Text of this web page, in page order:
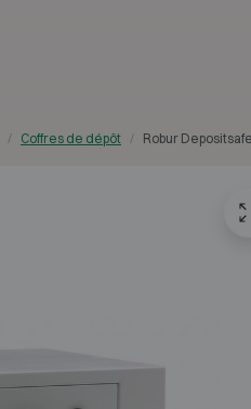
Coffres de dépôt Robur Depositsafe